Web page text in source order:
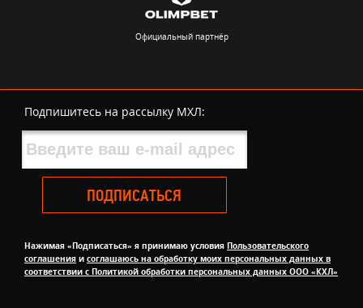
Официальный партнёр
Подпишитесь на рассылку МХЛ:
ПОДПИСАТЬСЯ
Нажимая «Подписаться» я принимаю условия Пользовательского
соглашения и соглашаюсь на обработку моих персональных данных в
соответствии с Политикой обработки персональных данных ООО «КХЛ»